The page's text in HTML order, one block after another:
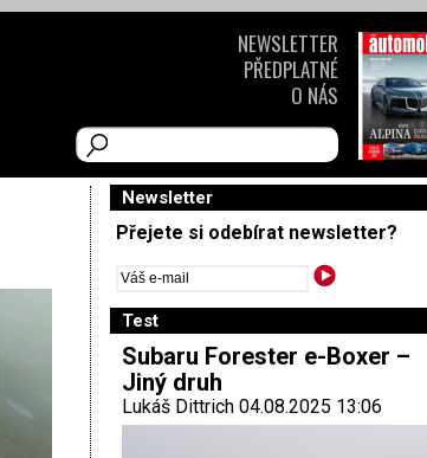
Newsletter
Přejete si odebírat newsletter?
Test
Subaru Forester e-Boxer –
Jiný druh
Lukáš Dittrich 04.08.2025 13:06
NEWSLETTER
PŘEDPLATNÉ
O NÁS